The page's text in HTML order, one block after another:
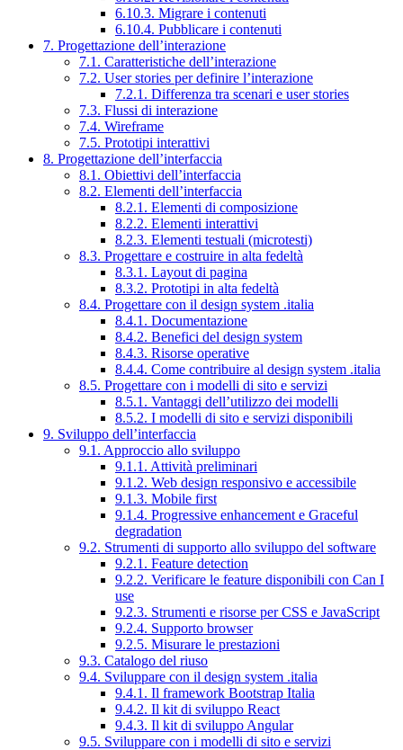
6.10.3. Migrare i contenuti
6.10.4. Pubblicare i contenuti
7. Progettazione dell’interazione
7.1. Caratteristiche dell’interazione
7.2. User stories per definire l’interazione
7.2.1. Differenza tra scenari e user stories
7.3. Flussi di interazione
7.4. Wireframe
7.5. Prototipi interattivi
8. Progettazione dell’interfaccia
8.1. Obiettivi dell’interfaccia
8.2. Elementi dell’interfaccia
8.2.1. Elementi di composizione
8.2.2. Elementi interattivi
8.2.3. Elementi testuali (microtesti)
8.3. Progettare e costruire in alta fedeltà
8.3.1. Layout di pagina
8.3.2. Prototipi in alta fedeltà
8.4. Progettare con il design system .italia
8.4.1. Documentazione
8.4.2. Benefici del design system
8.4.3. Risorse operative
8.4.4. Come contribuire al design system .italia
8.5. Progettare con i modelli di sito e servizi
8.5.1. Vantaggi dell’utilizzo dei modelli
8.5.2. I modelli di sito e servizi disponibili
9. Sviluppo dell’interfaccia
9.1. Approccio allo sviluppo
9.1.1. Attività preliminari
9.1.2. Web design responsivo e accessibile
9.1.3. Mobile first
9.1.4. Progressive enhancement e Graceful
degradation
9.2. Strumenti di supporto allo sviluppo del software
9.2.1. Feature detection
9.2.2. Verificare le feature disponibili con Can I
use
9.2.3. Strumenti e risorse per CSS e JavaScript
9.2.4. Supporto browser
9.2.5. Misurare le prestazioni
9.3. Catalogo del riuso
9.4. Sviluppare con il design system .italia
9.4.1. Il framework Bootstrap Italia
9.4.2. Il kit di sviluppo React
9.4.3. Il kit di sviluppo Angular
9.5. Sviluppare con i modelli di sito e servizi